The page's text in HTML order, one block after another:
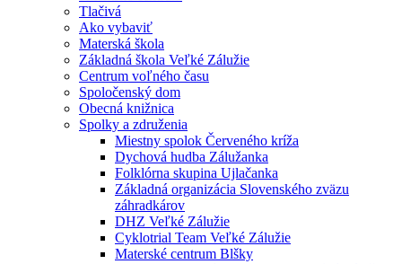
Tlačivá
Ako vybaviť
Materská škola
Základná škola Veľké Zálužie
Centrum voľného času
Spoločenský dom
Obecná knižnica
Spolky a združenia
Miestny spolok Červeného kríža
Dychová hudba Zálužanka
Folklórna skupina Ujlačanka
Základná organizácia Slovenského zväzu
záhradkárov
DHZ Veľké Zálužie
Cyklotrial Team Veľké Zálužie
Materské centrum Blšky